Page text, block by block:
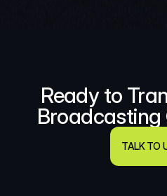
Ready to
Broadcasting
TALK TO